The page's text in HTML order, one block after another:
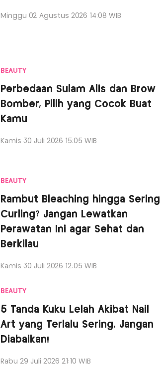
Minggu 02 Agustus 2026 14:08 WIB
BEAUTY
Perbedaan Sulam Alis dan Brow
Bomber, Pilih yang Cocok Buat
Kamu
Kamis 30 Juli 2026 15:05 WIB
BEAUTY
Rambut Bleaching hingga Sering
Curling? Jangan Lewatkan
Perawatan Ini agar Sehat dan
Berkilau
Kamis 30 Juli 2026 12:05 WIB
BEAUTY
5 Tanda Kuku Lelah Akibat Nail
Art yang Terlalu Sering, Jangan
Diabaikan!
Rabu 29 Juli 2026 21:10 WIB